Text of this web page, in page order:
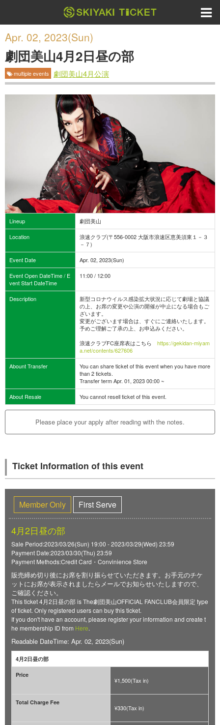
Apr. 02, 2023(Sun)
劇団美山4月2日昼の部
multiple events 劇団美山4月公演
Lineup
劇団美山
Location
浪速クラブ(〒556-0002 大阪市浪速区恵美須東１－３
－７)
Event Date
Apr. 02, 2023(Sun)
Event Open DateTime / E
vent Start DateTime
11:00 / 12:00
Description
新型コロナウイルス感染拡大状況に応じて劇場と協議
の上、お席の変更や公演の開催が中止になる場合もご
ざいます。
変更がございます場合は、すぐにご連絡いたします。
予めご理解ご了承の上、お申込みください。
浪速クラブFC座席表はこちら https://gekidan-miyam
a.net/contents/627606
Abount Transfer
You can share ticket of this event when you have more
than 2 tickets.
Transfer term Apr. 01, 2023 00:00 ~
About Resale
You cannot resell ticket of this event.
Please place your apply after reading with the notes.
Ticket Information of this event
Member Only First Serve
4月2日昼の部
Sale Period:2023/03/26(Sun) 19:00 - 2023/03/29(Wed) 23:59
Payment Date:2023/03/30(Thu) 23:59
Payment Methods:Credit Card・Convinience Store
販売締め切り後にお席を割り振らせていただきます。お手元のチケ
ットにお席が表示されましたらメールでお知らせいたしますので、
ご確認ください。
This ticket 4月2日昼の部 is The劇団美山OFFICIAL FANCLUB会員限定 type
of ticket. Only registered users can buy this ticket.
If you don't have an account, please register your information and create t
he membership ID from Here.
Readable DateTime: Apr. 02, 2023(Sun)
4月2日昼の部
Price
¥1,500(Tax in)
Total Charge Fee
¥330(Tax in)